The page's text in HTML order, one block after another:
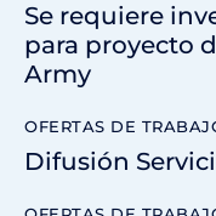
Se requiere
para proyecto
Army
OFERTAS DE
Difusión